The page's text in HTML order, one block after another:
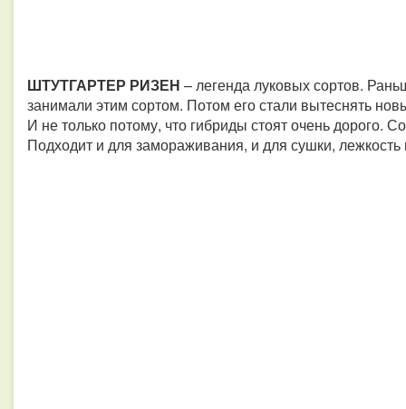
ШТУТГАРТЕР РИЗЕН – легенда луковых сортов.
занимали этим сортом. Потом его стали вытеснять
И не только потому, что гибриды стоят очень дорого.
Подходит и для замораживания, и для сушки,